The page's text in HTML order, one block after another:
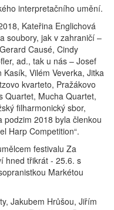
interpretačního umění.
Kateřina Englichová
soubory, jak v zahraničí –
Causé, Cindy
ad., tak u nás – Josef
Vilém Veverka, Jitka
kvarteto, Pražákovo
Quartet, Mucha Quartet,
filharmonický sbor,
podzim 2018 byla členkou
Harp Competition“.
festivalu Za
hned třikrát - 25.6. s
Markétou
Jakubem Hrůšou, Jiřím